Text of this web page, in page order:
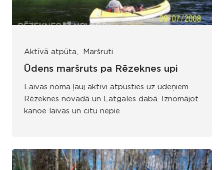
Aktīvā atpūta Maršruti
Ūdens maršruts pa Rēzeknes upi
Laivas noma ļauj aktīvi atpūsties uz ūdeņiem
Rēzeknes novadā un Latgales dabā. Iznomājot
kanoe laivas un citu nepie